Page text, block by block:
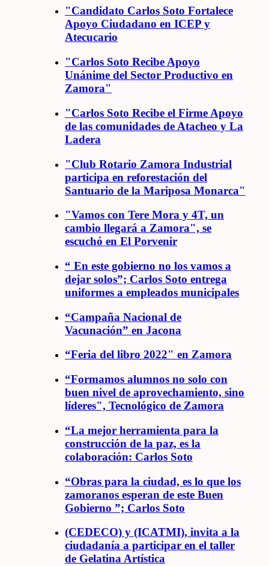
"Candidato Carlos Soto Fortalece
Apoyo Ciudadano en ICEP y
Atecucario
"Carlos Soto Recibe Apoyo
Unánime del Sector Productivo en
Zamora"
"Carlos Soto Recibe el Firme Apoyo
de las comunidades de Atacheo y La
Ladera
"Club Rotario Zamora Industrial
participa en reforestación del
Santuario de la Mariposa Monarca"
"Vamos con Tere Mora y 4T, un
cambio llegará a Zamora", se
escuchó en El Porvenir
“ En este gobierno no los vamos a
dejar solos”; Carlos Soto entrega
uniformes a empleados municipales
“Campaña Nacional de
Vacunación” en Jacona
“Feria del libro 2022" en Zamora
“Formamos alumnos no solo con
buen nivel de aprovechamiento, sino
líderes", Tecnológico de Zamora
“La mejor herramienta para la
construcción de la paz, es la
colaboración: Carlos Soto
“Obras para la ciudad, es lo que los
zamoranos esperan de este Buen
Gobierno ”; Carlos Soto
(CEDECO) y (ICATMI), invita a la
ciudadanía a participar en el taller
de Gelatina Artística